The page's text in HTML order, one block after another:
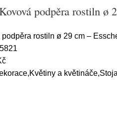
podpěra rostiln ø
podpěra rostiln ø 29 cm –
a